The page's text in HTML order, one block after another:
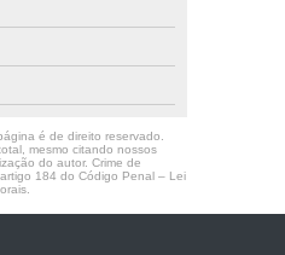
é de direito reservado.
mesmo citando nossos
do autor. Crime de
184 do Código Penal – Lei
.